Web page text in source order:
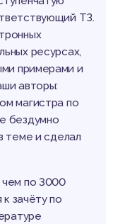
ТЗ.
ресурсах,
примерами и
авторы:
магистра по
бездумно
теме и сделал
чем по 3000
зачёту по